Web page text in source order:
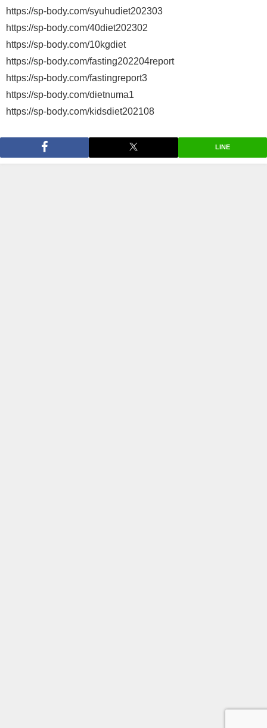
https://sp-body.com/syuhudiet202303
https://sp-body.com/40diet202302
https://sp-body.com/10kgdiet
https://sp-body.com/fasting202204report
https://sp-body.com/fastingreport3
https://sp-body.com/dietnuma1
https://sp-body.com/kidsdiet202108
LINE